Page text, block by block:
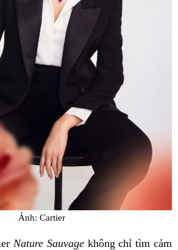
Ảnh: Cartier
Nature Sauvage không chỉ tìm cảm